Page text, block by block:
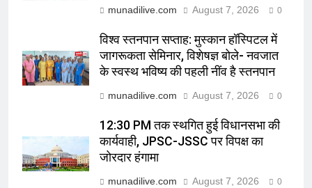
munadilive.com August 7, 2026 0
विश्व स्तनपान सप्ताह: मुस्कान हॉस्पिटल में
जागरूकता सेमिनार, विशेषज्ञ बोले- नवजात
के स्वस्थ भविष्य की पहली नींव है स्तनपान
munadilive.com August 7, 2026 0
12:30 PM तक स्थगित हुई विधानसभा की
कार्यवाही, JPSC-JSSC पर विपक्ष का
जोरदार हंगामा
munadilive.com August 7, 2026 0